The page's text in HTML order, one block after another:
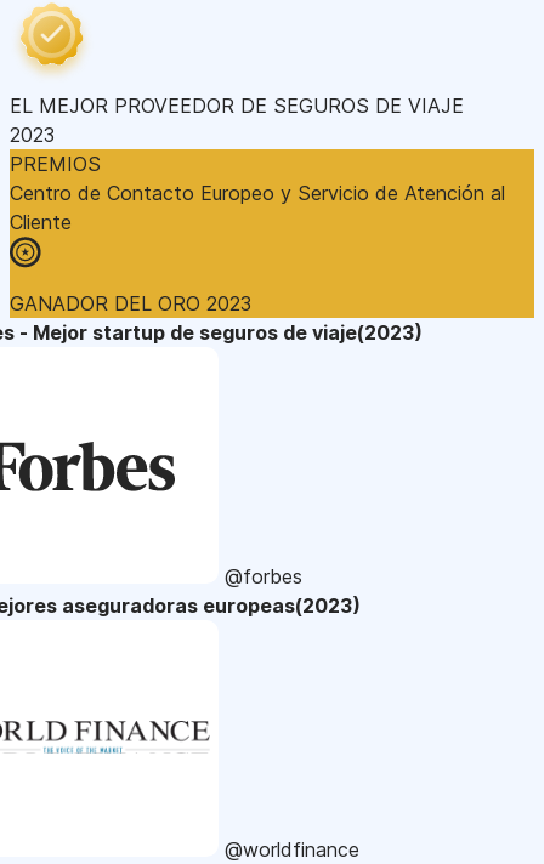
EL MEJOR PROVEEDOR DE SEGUROS DE VIAJE
2023
PREMIOS
Centro de Contacto Europeo y Servicio de Atención al
Cliente
GANADOR DEL ORO 2023
- Mejor startup de seguros de viaje(2023)
@forbes
aseguradoras europeas(2023)
@worldfinance